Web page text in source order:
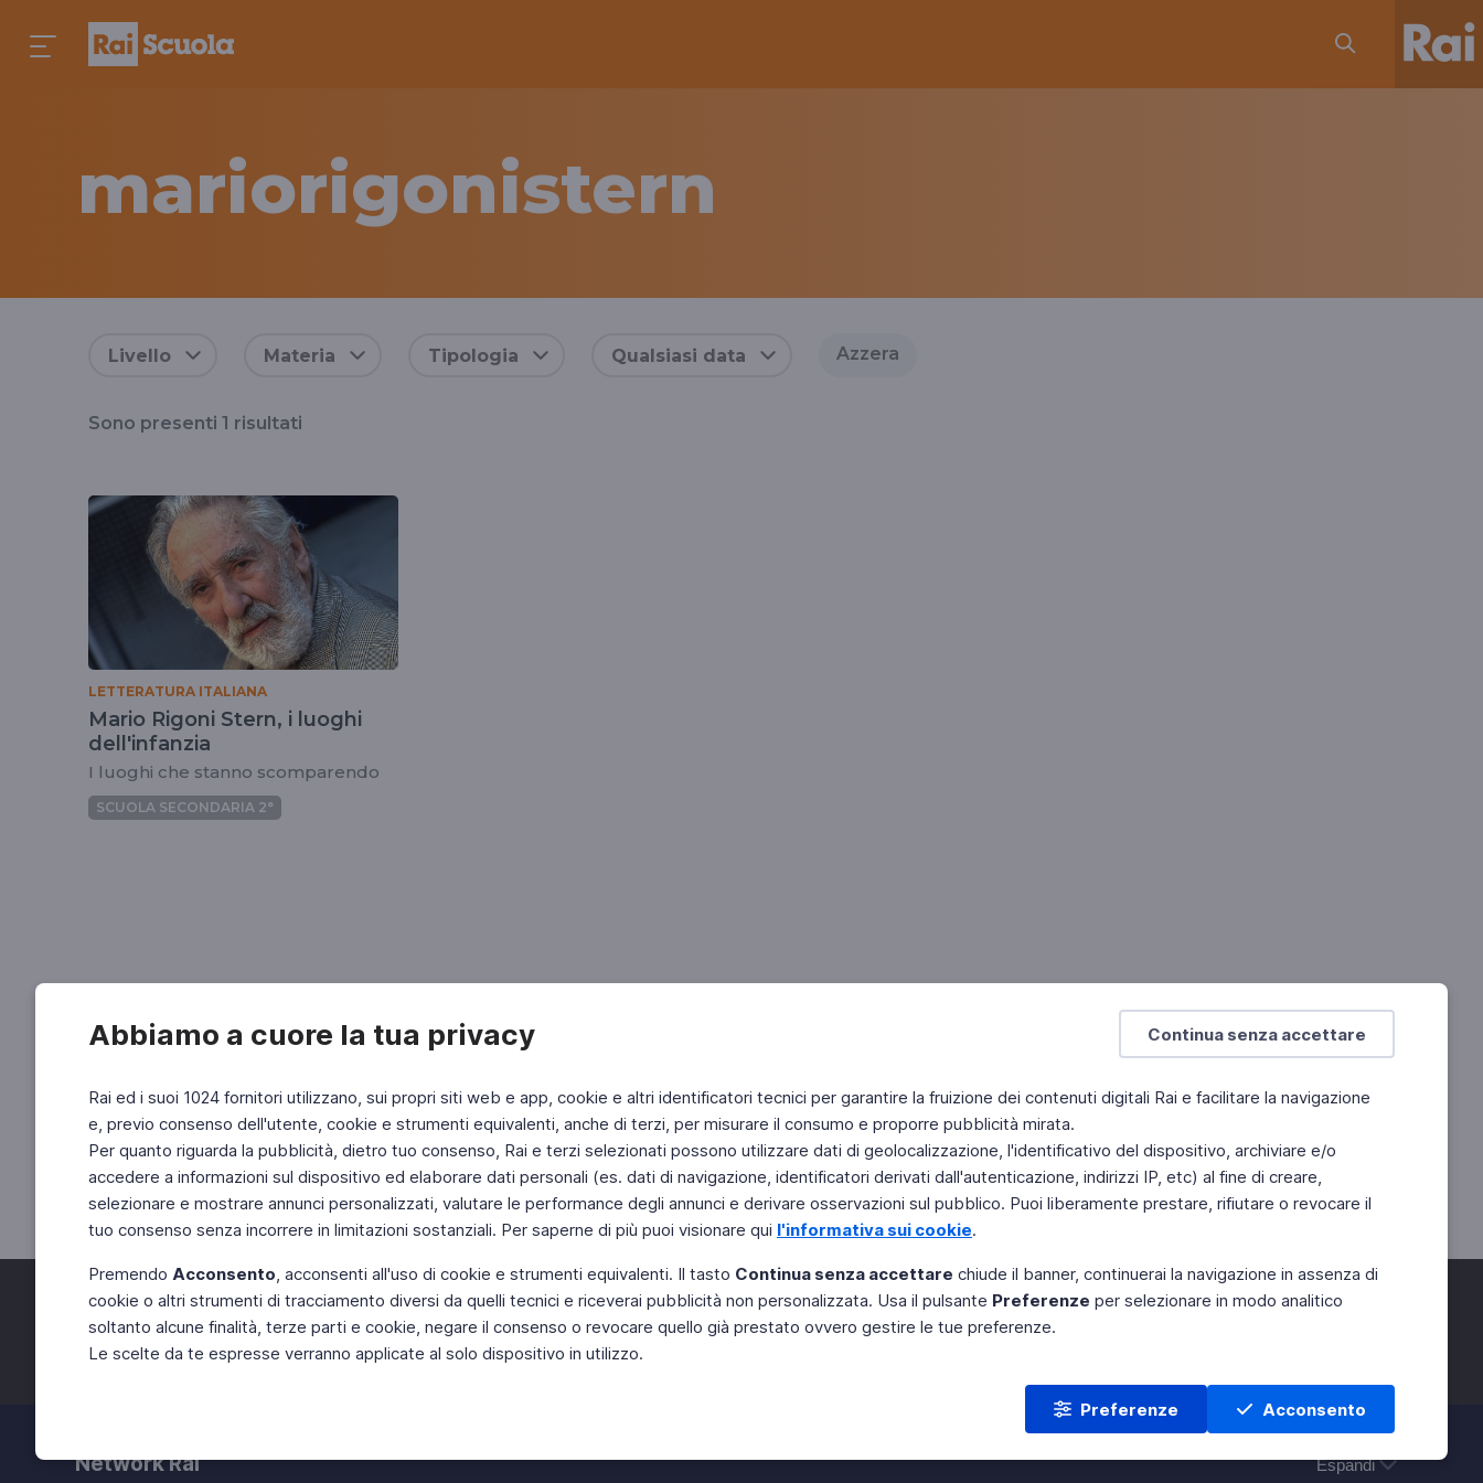
Continua senza accettare
Abbiamo a cuore la tua privacy
Rai ed i suoi 1024 fornitori utilizzano, sui propri siti web e app, cookie e altri identificatori tecnici per garantire la fruizione dei contenuti digitali Rai e facilitare la navigazione
e, previo consenso dell'utente, cookie e strumenti equivalenti, anche di terzi, per misurare il consumo e proporre pubblicità mirata.
Per quanto riguarda la pubblicità, dietro tuo consenso, Rai e terzi selezionati possono utilizzare dati di geolocalizzazione, l'identificativo del dispositivo, archiviare e/o
accedere a informazioni sul dispositivo ed elaborare dati personali (es. dati di navigazione, identificatori derivati dall'autenticazione, indirizzi IP, etc) al fine di creare,
selezionare e mostrare annunci personalizzati, valutare le performance degli annunci e derivare osservazioni sul pubblico. Puoi liberamente prestare, rifiutare o revocare il
tuo consenso senza incorrere in limitazioni sostanziali. Per saperne di più puoi visionare qui l'informativa sui cookie.
Premendo Acconsento, acconsenti all'uso di cookie e strumenti equivalenti. Il tasto Continua senza accettare chiude il banner, continuerai la navigazione in assenza di
cookie o altri strumenti di tracciamento diversi da quelli tecnici e riceverai pubblicità non personalizzata. Usa il pulsante Preferenze per selezionare in modo analitico
soltanto alcune finalità, terze parti e cookie, negare il consenso o revocare quello già prestato ovvero gestire le tue preferenze.
Le scelte da te espresse verranno applicate al solo dispositivo in utilizzo.
Preferenze Acconsento
mariorigonistern
tag
mariorigonistern
Livello Materia Tipologia Qualsiasi data Azzera
Sono presenti 1 risultati
LETTERATURA ITALIANA
Mario Rigoni Stern, i luoghi
dell'infanzia
I luoghi che stanno scomparendo
SCUOLA SECONDARIA 2°
Facebook Twitter Instagram